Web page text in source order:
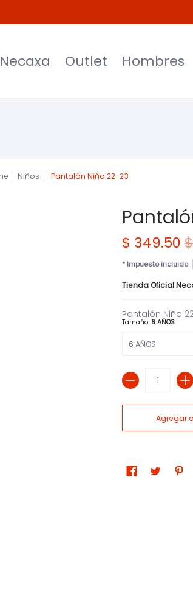
Outlet Hombres
Niños Pantalón Niño 22-23
$ 349.50
* Impuesto incluido
Tienda Oficial
Pantalón Niño
Tamaño: 6 AÑOS
Cantidad
Agregar